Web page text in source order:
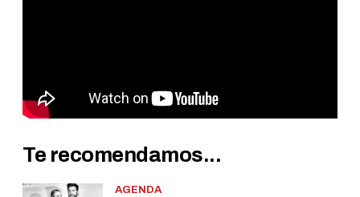
Te recomendamos...
AGENDA